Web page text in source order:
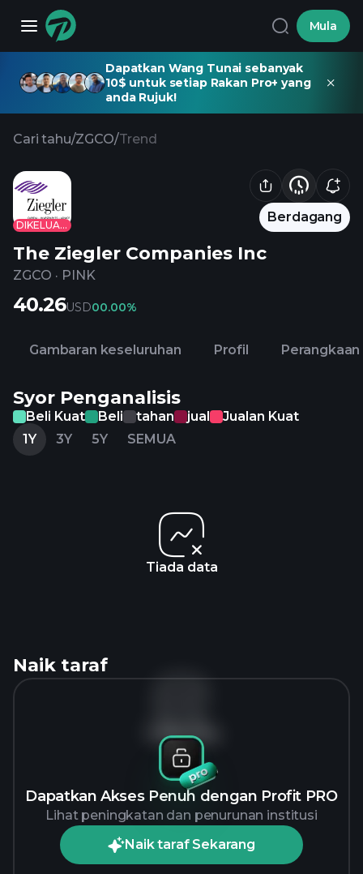
Mula
Dapatkan Wang Tunai sebanyak
10$ untuk setiap Rakan Pro+ yang
anda Rujuk!
Cari tahu/ZGCO/Trend
DIKELUARKAN
Berdagang
The Ziegler Companies Inc
ZGCO · PINK
40.26USD00.00%
Gambaran keseluruhan Profil Perangkaan
Syor Penganalisis
Beli Kuat Beli tahan jual
Jualan Kuat
1Y
3Y 5Y SEMUA
Tiada data
Naik taraf
Dapatkan Akses Penuh dengan Profit PRO
Lihat peningkatan dan penurunan institusi
Naik taraf Sekarang
Tiada data